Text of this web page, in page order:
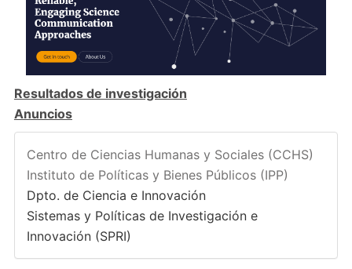
Resultados de investigación
Anuncios
Centro de Ciencias Humanas y Sociales (CCHS)
Instituto de Políticas y Bienes Públicos (IPP)
Dpto. de Ciencia e Innovación
Sistemas y Políticas de Investigación e
Innovación (SPRI)